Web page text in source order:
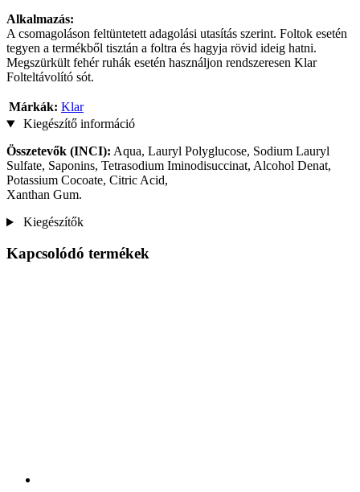
Alkalmazás:
A csomagoláson feltüntetett adagolási utasítás szerint. Foltok esetén
tegyen a termékből tisztán a foltra és hagyja rövid ideig hatni.
Megszürkült fehér ruhák esetén használjon rendszeresen Klar
Folteltávolító sót.
Márkák: Klar
Kiegészítő információ
Összetevők (INCI): Aqua, Lauryl Polyglucose, Sodium Lauryl
Sulfate, Saponins, Tetrasodium Iminodisuccinat, Alcohol Denat,
Potassium Cocoate, Citric Acid,
Xanthan Gum.
Kiegészítők
Kapcsolódó termékek